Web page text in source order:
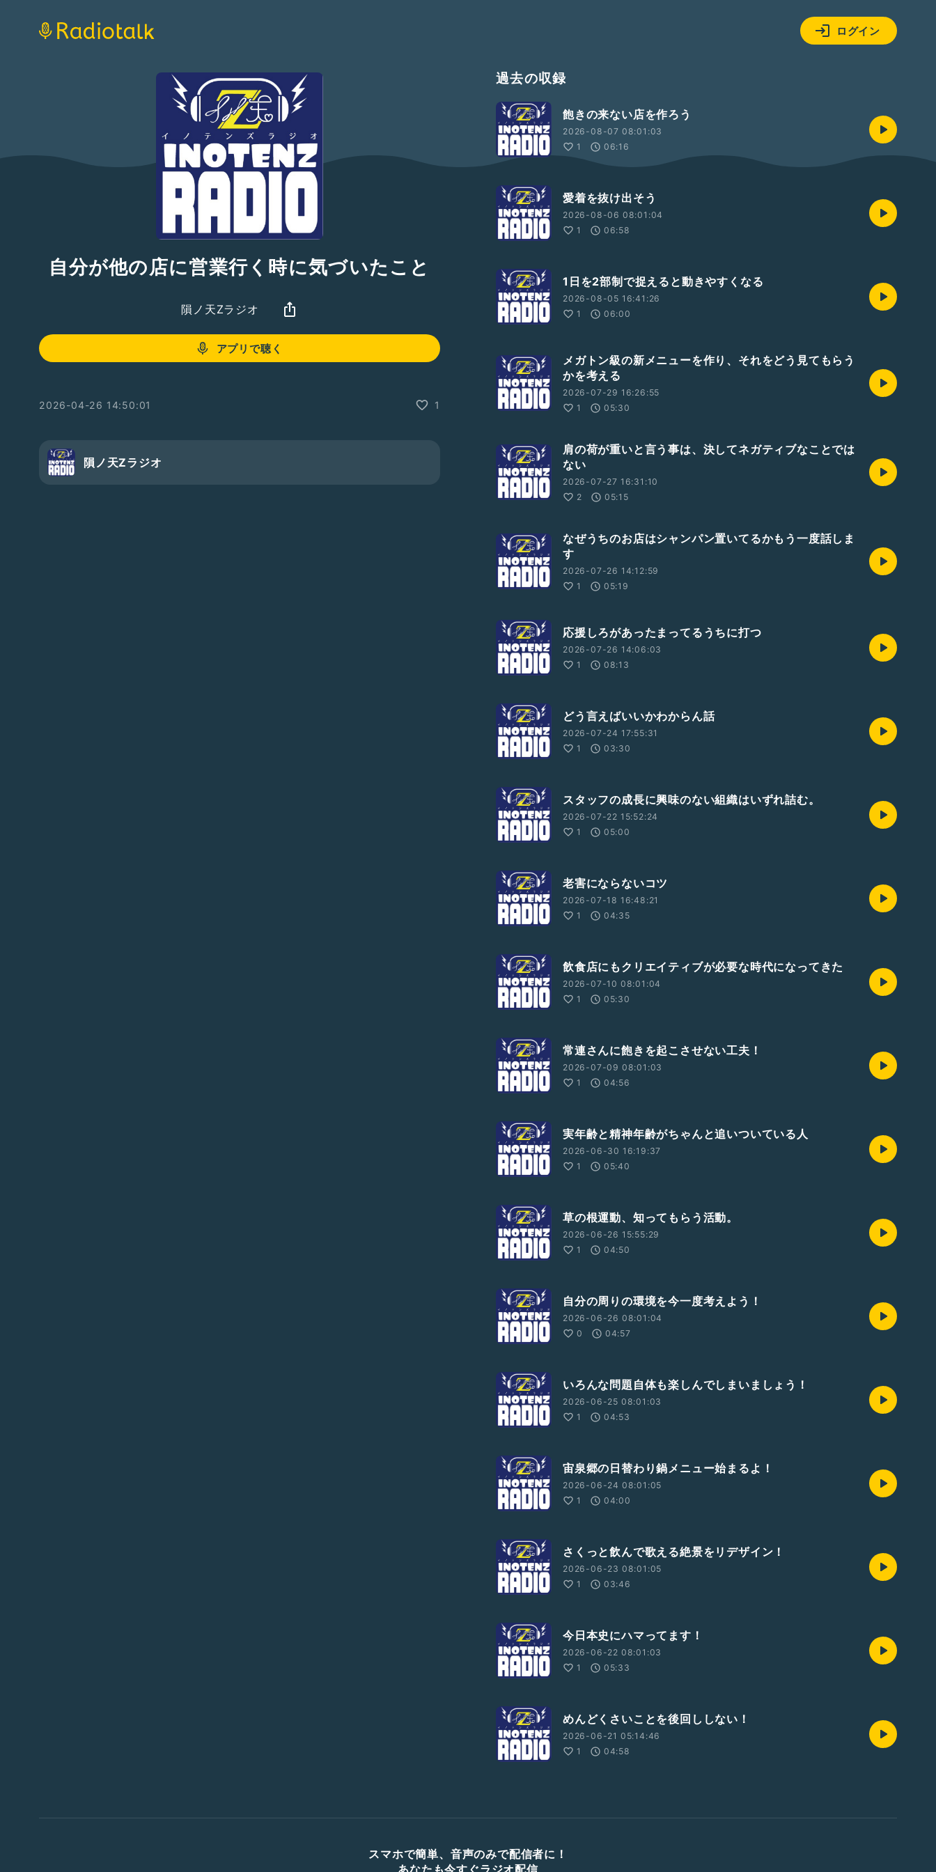
ログイン
自分が他の店に営業行く時に気づいたこと
隕ノ天Zラジオ
アプリで聴く
2026-04-26 14:50:01 1
隕ノ天Zラジオ
過去の収録
飽きの来ない店を作ろう
2026-08-07 08:01:03
1
06:16
愛着を抜け出そう
2026-08-06 08:01:04
1
06:58
1日を2部制で捉えると動きやすくなる
2026-08-05 16:41:26
1
06:00
メガトン級の新メニューを作り、それをどう見てもらう
かを考える
2026-07-29 16:26:55
1
05:30
肩の荷が重いと言う事は、決してネガティブなことでは
ない
2026-07-27 16:31:10
2
05:15
なぜうちのお店はシャンパン置いてるかもう一度話しま
す
2026-07-26 14:12:59
1
05:19
応援しろがあったまってるうちに打つ
2026-07-26 14:06:03
1
08:13
どう言えばいいかわからん話
2026-07-24 17:55:31
1
03:30
スタッフの成長に興味のない組織はいずれ詰む。
2026-07-22 15:52:24
1
05:00
老害にならないコツ
2026-07-18 16:48:21
1
04:35
飲食店にもクリエイティブが必要な時代になってきた
2026-07-10 08:01:04
1
05:30
常連さんに飽きを起こさせない工夫！
2026-07-09 08:01:03
1
04:56
実年齢と精神年齢がちゃんと追いついている人
2026-06-30 16:19:37
1
05:40
草の根運動、知ってもらう活動。
2026-06-26 15:55:29
1
04:50
自分の周りの環境を今一度考えよう！
2026-06-26 08:01:04
0
04:57
いろんな問題自体も楽しんでしまいましょう！
2026-06-25 08:01:03
1
04:53
宙泉郷の日替わり鍋メニュー始まるよ！
2026-06-24 08:01:05
1
04:00
さくっと飲んで歌える絶景をリデザイン！
2026-06-23 08:01:05
1
03:46
今日本史にハマってます！
2026-06-22 08:01:03
1
05:33
めんどくさいことを後回ししない！
2026-06-21 05:14:46
1
04:58
スマホで簡単、音声のみで配信者に！
あなたも今すぐラジオ配信